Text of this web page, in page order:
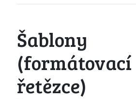
Šablony
(formátovací
řetězce)